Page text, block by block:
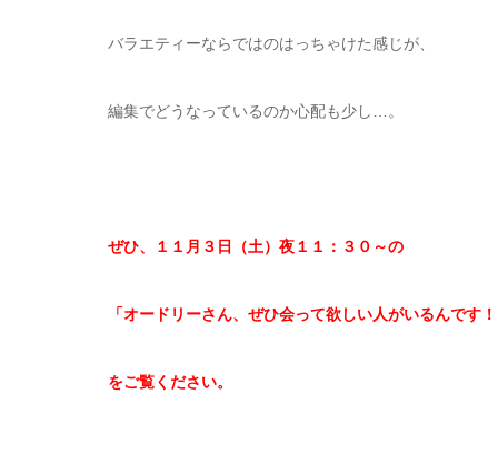
バラエティーならではのはっちゃけた感じが、
編集でどうなっているのか心配も少し…。
ぜひ、１１月３日（土）夜１１：３０～の
「オードリーさん、ぜひ会って欲しい人がいるんです！
をご覧ください。